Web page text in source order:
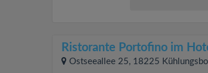
Ristorante Portofino im
Ostseeallee 25, 18225